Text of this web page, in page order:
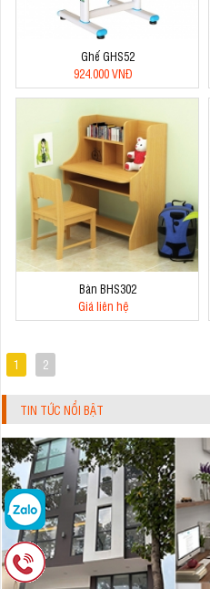
Ghế GHS52
924.000 VNĐ
Bàn BHS302
Giá liên hệ
1 2
TIN TỨC NỔI BẬT